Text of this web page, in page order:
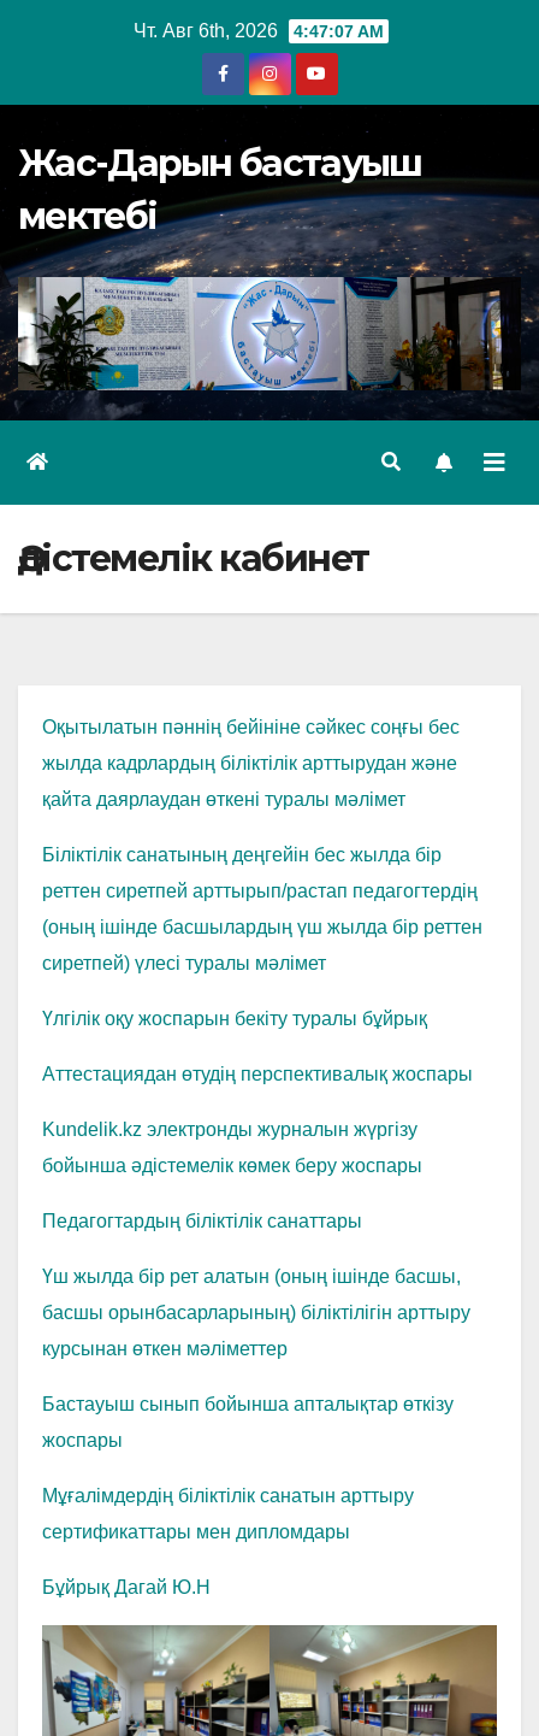
Чт. Авг 6th, 2026 4:47:07 AM
Жас-Дарын бастауыш
мектебі
Әдістемелік кабинет
Оқытылатын пәннің бейініне сәйкес соңғы бес
жылда кадрлардың біліктілік арттырудан және
қайта даярлаудан өткені туралы мәлімет
Біліктілік санатының деңгейін бес жылда бір
реттен сиретпей арттырып/растап педагогтердің
(оның ішінде басшылардың үш жылда бір реттен
сиретпей) үлесі туралы мәлімет
Үлгілік оқу жоспарын бекіту туралы бұйрық
Аттестациядан өтудің перспективалық жоспары
Kundelik.kz электронды журналын жүргізу
бойынша әдістемелік көмек беру жоспары
Педагогтардың біліктілік санаттары
Үш жылда бір рет алатын (оның ішінде басшы,
басшы орынбасарларының) біліктілігін арттыру
курсынан өткен мәліметтер
Бастауыш сынып бойынша апталықтар өткізу
жоспары
Мұғалімдердің біліктілік санатын арттыру
сертификаттары мен дипломдары
Бұйрық Дагай Ю.Н